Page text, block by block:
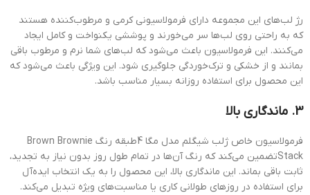
رژ لب‌های این مجموعه دارای فرمولاسیونی کرمی و مرطوب‌کننده هستند
که به راحتی روی لب‌ها سر می‌خورند و پوششی یکنواخت و کامل ایجاد
می‌کنند. این فرمولاسیون باعث می‌شود که لب‌های شما نرم و مرطوب باقی
بمانند و از خشکی و ترک‌خوردگی جلوگیری شود. این ویژگی باعث می‌شود که
این محصول برای استفاده روزانه بسیار مناسب باشد.
3. ماندگاری بالا
فرمولاسیون خاص ژلب شیگلم مدل مگا 4طبقه رنگ Brown Brownie
Stackتضمین می‌کند که رنگ آن‌ها در تمام طول روز بدون نیاز به تجدید،
ثابت باقی بماند. این ماندگاری بالا، این محصول را به یک انتخاب ایده‌آل
برای استفاده در روزهای طولانی کاری یا مناسبت‌های ویژه تبدیل می‌کند.